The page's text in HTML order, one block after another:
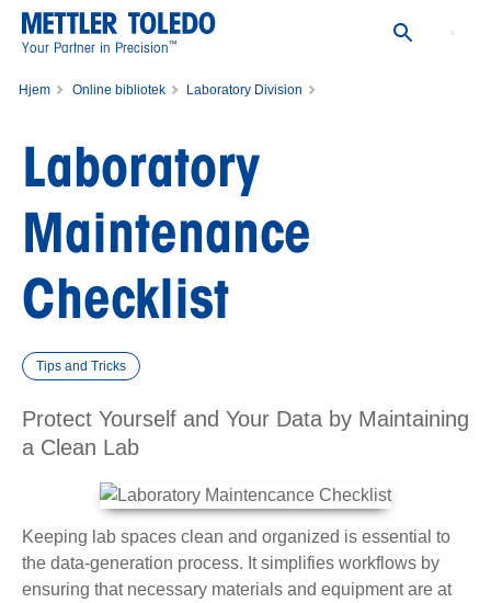
Your Partner in Precision™
Hjem Online bibliotek
Laboratory Division
Laboratory
Maintenance
Checklist
Tips and Tricks
Protect Yourself and Your Data by Maintaining
a Clean Lab
Keeping lab spaces clean and organized is essential to
the data-generation process. It simplifies workflows by
ensuring that necessary materials and equipment are at